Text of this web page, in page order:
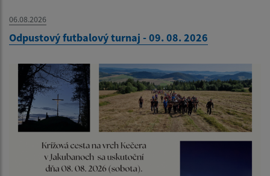
06.08.2026
Odpustový futbalový turnaj - 09. 08. 2026